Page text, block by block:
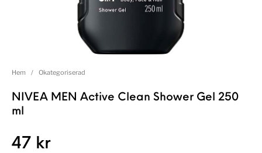
Hem / Okategoriserad
NIVEA MEN Active Clean Shower Gel 250
ml
47 kr